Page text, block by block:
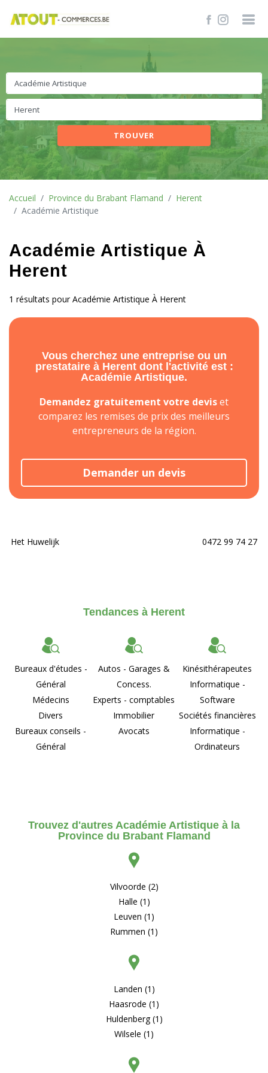
TROUVER
Accueil Province du Brabant Flamand
Herent
Académie Artistique
Académie Artistique À
Herent
1 résultats pour Académie Artistique À Herent
Vous cherchez une entreprise ou un
prestataire à Herent dont l'activité est :
Académie Artistique.
Demandez gratuitement votre deviset
comparez les remises de prix des meilleurs
entrepreneurs de la région.
Demander un devis
Het Huwelijk 0472 99 74 27
Tendances à Herent
Bureaux d'études -
Général
Médecins
Divers
Bureaux conseils -
Général
Autos - Garages &
Concess.
Experts - comptables
Immobilier
Avocats
Kinésithérapeutes
Informatique -
Software
Sociétés financières
Informatique -
Ordinateurs
Trouvez d'autres Académie Artistique à la
Province du Brabant Flamand
Vilvoorde (2)
Halle (1)
Leuven (1)
Rummen (1)
Landen (1)
Haasrode (1)
Huldenberg (1)
Wilsele (1)